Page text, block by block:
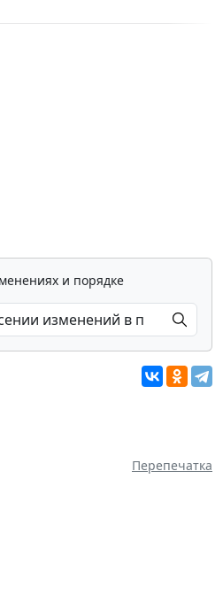
и порядке
Перепечатка